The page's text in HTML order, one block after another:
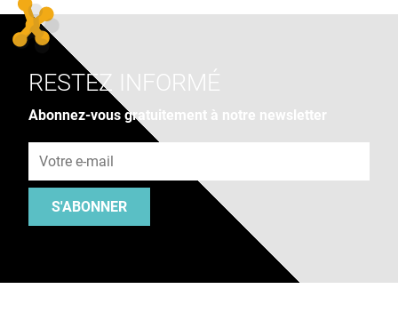
RESTEZ INFORMÉ
Abonnez-vous gratuitement à notre newsletter
S'ABONNER